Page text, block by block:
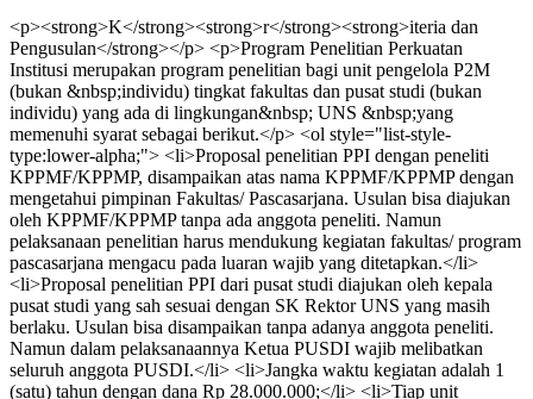
<p><strong>K</strong><strong>r</strong><strong>iteria dan
Pengusulan</strong></p> <p>Program Penelitian Perkuatan
Institusi merupakan program penelitian bagi unit pengelola P2M
(bukan &nbsp;individu) tingkat fakultas dan pusat studi (bukan
individu) yang ada di lingkungan&nbsp; UNS &nbsp;yang
memenuhi syarat sebagai berikut.</p> <ol style="list-style-
type:lower-alpha;"> <li>Proposal penelitian PPI dengan peneliti
KPPMF/KPPMP, disampaikan atas nama KPPMF/KPPMP dengan
mengetahui pimpinan Fakultas/ Pascasarjana. Usulan bisa diajukan
oleh KPPMF/KPPMP tanpa ada anggota peneliti. Namun
pelaksanaan penelitian harus mendukung kegiatan fakultas/ program
pascasarjana mengacu pada luaran wajib yang ditetapkan.</li>
<li>Proposal penelitian PPI dari pusat studi diajukan oleh kepala
pusat studi yang sah sesuai dengan SK Rektor UNS yang masih
berlaku. Usulan bisa disampaikan tanpa adanya anggota peneliti.
Namun dalam pelaksanaannya Ketua PUSDI wajib melibatkan
seluruh anggota PUSDI.</li> <li>Jangka waktu kegiatan adalah 1
(satu) tahun dengan dana Rp 28.000.000;</li> <li>Tiap unit